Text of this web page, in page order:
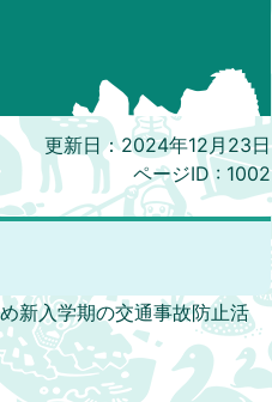
更新日：2024年12月23日
ページID : 1002
新入学期の交通事故防止活